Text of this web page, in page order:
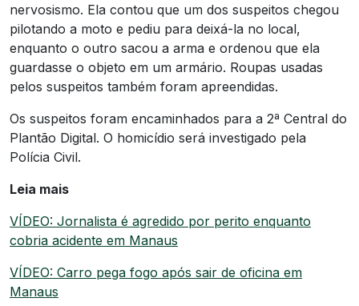
nervosismo. Ela contou que um dos suspeitos chegou
pilotando a moto e pediu para deixá-la no local,
enquanto o outro sacou a arma e ordenou que ela
guardasse o objeto em um armário. Roupas usadas
pelos suspeitos também foram apreendidas.
Os suspeitos foram encaminhados para a 2ª Central do
Plantão Digital. O homicídio será investigado pela
Polícia Civil.
Leia mais
VÍDEO: Jornalista é agredido por perito enquanto
cobria acidente em Manaus
VÍDEO: Carro pega fogo após sair de oficina em
Manaus